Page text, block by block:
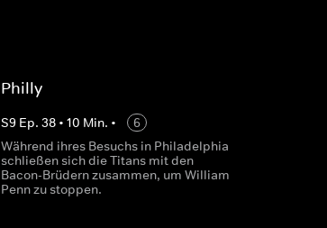
Philly
S9 Ep. 38• 10 Min. •
6
Während ihres Besuchs in Philadelphia
schließen sich die Titans mit den
Bacon-Brüdern zusammen, um William
Penn zu stoppen.